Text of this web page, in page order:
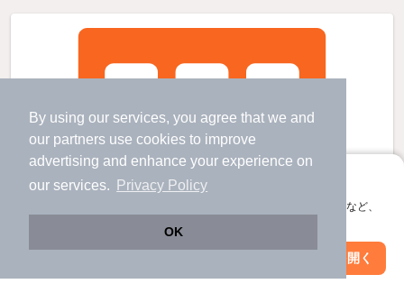
By using our services, you agree that we and
our partners use cookies to improve
advertising and enhance your experience on
our services.
Privacy Policy
OK
アプリに切り替えて、サクサクお部屋探し
会員登録なしですぐ使える。マップ検索やお気に入り保存など、
アプリを開く
絞り込み条件を変更